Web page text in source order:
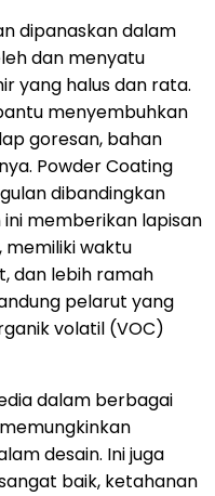
dipanaskan dalam
dan menyatu
yang halus dan rata.
menyembuhkan
goresan, bahan
Powder Coating
dibandingkan
ini memberikan lapisan
memiliki waktu
dan lebih ramah
pelarut yang
volatil (VOC)
dalam berbagai
desain. Ini juga
baik, ketahanan